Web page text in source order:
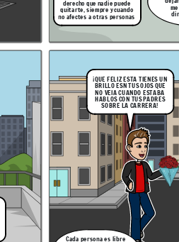
¡QUE FELIZ ESTA TIENES UN
BRILLO ESN TUS OJOS QUE
NO VEIA CUANDO ESTABA
HABLOS CON TUS PADRES
SOBRE LA CARRERA!
derecho que nadie puede
quitarte, siempre y cuando
no afectes a otras personas
Cada persona es libre